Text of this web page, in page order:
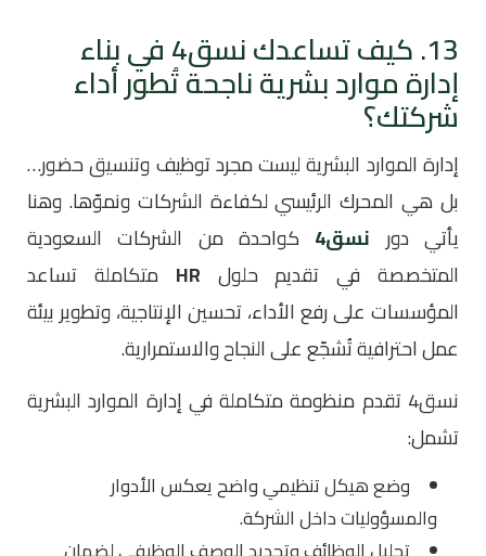
13. كيف تساعدك نسق4 في بناء
إدارة موارد بشرية ناجحة تُطور أداء
شركتك؟
إدارة الموارد البشرية ليست مجرد توظيف وتنسيق حضور…
بل هي المحرك الرئيسي لكفاءة الشركات ونموّها. وهنا
يأتي دور نسق4
كواحدة من الشركات السعودية
المتخصصة في تقديم حلول HR متكاملة تساعد
المؤسسات على رفع الأداء، تحسين الإنتاجية، وتطوير بيئة
عمل احترافية تُشجّع على النجاح والاستمرارية.
نسق4 تقدم منظومة متكاملة في إدارة الموارد البشرية
تشمل:
وضع هيكل تنظيمي واضح يعكس الأدوار
والمسؤوليات داخل الشركة.